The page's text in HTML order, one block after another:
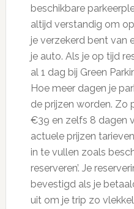
beschikbare
altijd verstandig om
je verzekerd bent van
je auto. Als je op tijd
al 1 dag bij Green
Hoe meer dagen je
de prijzen worden. Zo
€39 en zelfs 8 dagen
actuele prijzen
in te vullen zoals
reserveren’. Je
bevestigd als je
uit om je trip zo